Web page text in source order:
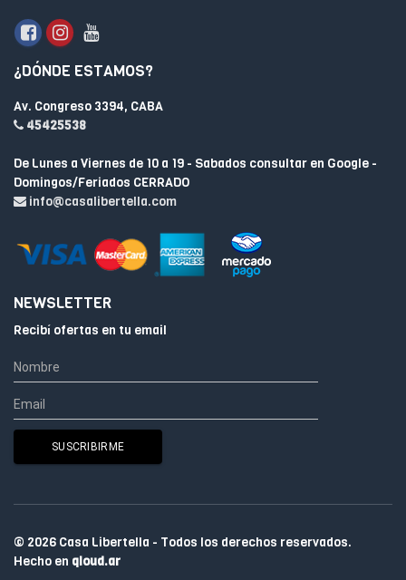
¿DÓNDE ESTAMOS?
Av. Congreso 3394, CABA
45425538
De Lunes a Viernes de 10 a 19 - Sabados consultar en Google -
Domingos/Feriados CERRADO
info@casalibertella.com
NEWSLETTER
Recibí ofertas en tu email
© 2026 Casa Libertella - Todos los derechos reservados.
Hecho en qloud.ar